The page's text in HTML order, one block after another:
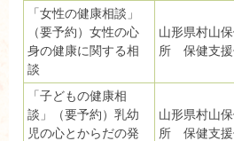
「女性の健康相談」
（要予約）女性の心
身の健康に関する相
談
山形県村山
所 保健支
「子どもの健康相
談」（要予約）乳幼
児の心とからだの発
山形県村山
所 保健支